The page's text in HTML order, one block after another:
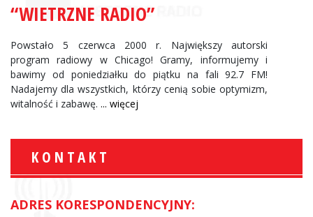
“WIETRZNE RADIO”
Powstało 5 czerwca 2000 r. Największy autorski
program radiowy w Chicago! Gramy, informujemy i
bawimy od poniedziałku do piątku na fali 92.7 FM!
Nadajemy dla wszystkich, którzy cenią sobie optymizm,
witalność i zabawę. ... więcej
KONTAKT
ADRES KORESPONDENCYJNY: